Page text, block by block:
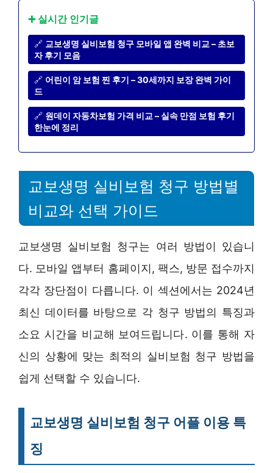
➕ 실시간 인기글
🔗 교보생명 실비보험 청구 모바일 앱 완벽 비교 – 초보
자 후기 모음
🔗 어린이 암 보험 찐 후기 – 30세까지 보장 완벽 가이
드
🔗 원데이 자동차보험 가격 비교 – 실속 만점 보험 후기
한눈에 정리
교보생명 실비보험 청구 방법별
비교와 선택 가이드
교보생명 실비보험 청구는 여러 방법이 있습니
다. 모바일 앱부터 홈페이지, 팩스, 방문 접수까지
각각 장단점이 다릅니다. 이 섹션에서는 2024년
최신 데이터를 바탕으로 각 청구 방법의 특징과
소요 시간을 비교해 보여드립니다. 이를 통해 자
신의 상황에 맞는 최적의 실비보험 청구 방법을
쉽게 선택할 수 있습니다.
교보생명 실비보험 청구 어플 이용 특
징